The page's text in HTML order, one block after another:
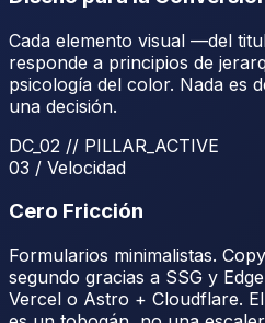
Cada elemento visual —del
responde a principios de
psicología del color. Nada es
una decisión.
DC_02 // PILLAR_ACTIVE
03 / Velocidad
Cero Fricción
Formularios minimalistas.
segundo gracias a SSG y
Vercel o Astro + Cloudflare.